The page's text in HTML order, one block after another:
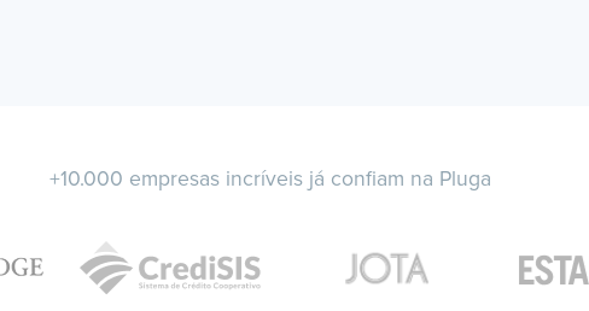
+10.000 empresas incríveis já confiam na Pluga